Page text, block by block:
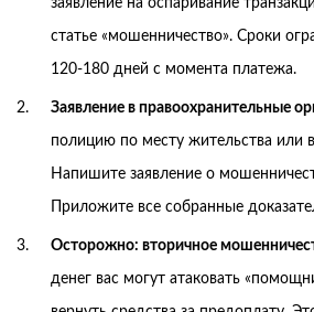
заявление на оспаривание
статье «мошенничество». Сроки
120-180 дней с момента платежа.
Заявление в правоохранительные
полицию по месту жительства или
Напишите заявление о
Приложите все собранные
Осторожно: вторичное
денег вас могут атаковать